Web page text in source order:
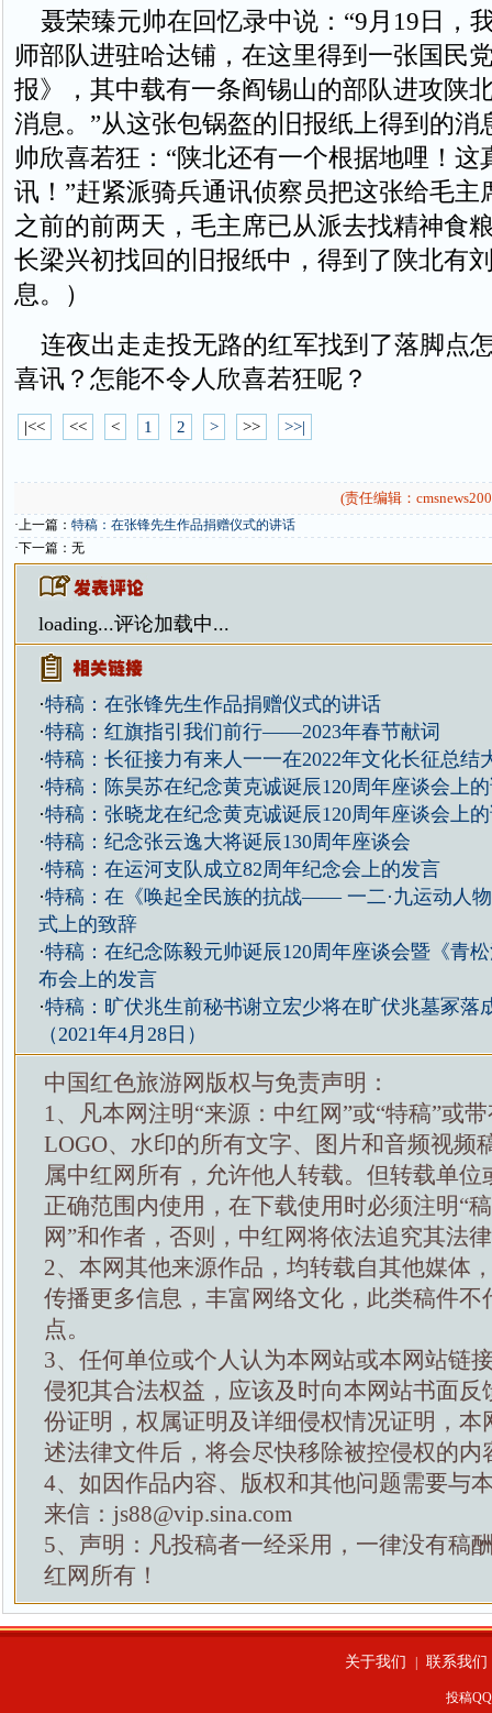
聂荣臻元帅在回忆录中说：“9月19日，
师部队进驻哈达铺，在这里得到一张国民
报》，其中载有一条阎锡山的部队进攻陕
消息。”从这张包锅盔的旧报纸上得到的消
帅欣喜若狂：“陕北还有一个根据地哩！这
讯！”赶紧派骑兵通讯侦察员把这张给毛主
之前的前两天，毛主席已从派去找精神食
长梁兴初找回的旧报纸中，得到了陕北有
息。）
连夜出走走投无路的红军找到了落脚点
喜讯？怎能不令人欣喜若狂呢？
|<< << < 1 2 > >> >>|
(责任编辑：
·上一篇： 特稿：在张锋先生作品捐赠仪式的讲话
·下一篇：无
loading...评论加载中...
·特稿：在张锋先生作品捐赠仪式的讲话
·特稿：红旗指引我们前行——2023年春节献词
·特稿：长征接力有来人一一在2022年文化长征总结
·特稿：陈昊苏在纪念黄克诚诞辰120周年座谈会上
·特稿：张晓龙在纪念黄克诚诞辰120周年座谈会上
·特稿：纪念张云逸大将诞辰130周年座谈会
·特稿：在运河支队成立82周年纪念会上的发言
·特稿：在《唤起全民族的抗战—— 一二·九运动人
式上的致辞
·特稿：在纪念陈毅元帅诞辰120周年座谈会暨《青
布会上的发言
·特稿：旷伏兆生前秘书谢立宏少将在旷伏兆墓冢落
（2021年4月28日）
中国红色旅游网版权与免责声明：
1、凡本网注明“来源：中红网”或“特稿”或
LOGO、水印的所有文字、图片和音频视频
属中红网所有，允许他人转载。但转载单位
正确范围内使用，在下载使用时必须注明“
网”和作者，否则，中红网将依法追究其法
2、本网其他来源作品，均转载自其他媒体
传播更多信息，丰富网络文化，此类稿件不
点。
3、任何单位或个人认为本网站或本网站链
侵犯其合法权益，应该及时向本网站书面反
份证明，权属证明及详细侵权情况证明，本
述法律文件后，将会尽快移除被控侵权的内
4、如因作品内容、版权和其他问题需要与
来信：js88@vip.sina.com
5、声明：凡投稿者一经采用，一律没有稿
红网所有！
关于我们 联系我们
投稿